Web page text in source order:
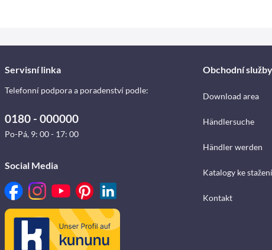
Servisní linka
Telefonní podpora a poradenství podle:
0180 - 000000
Po-Pá, 9: 00 - 17: 00
Social Media
Obchodní služby
Download area
Händlersuche
Händler werden
Katalogy ke stažení
Kontakt